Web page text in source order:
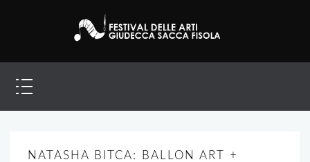
NATASHA BITCA: BALLON ART +